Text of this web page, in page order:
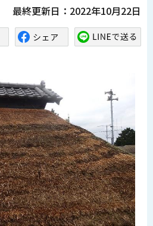
最終更新日：2022年10月22日